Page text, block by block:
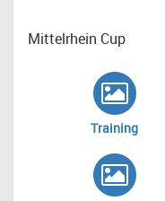
Mittelrhein Cup
Training